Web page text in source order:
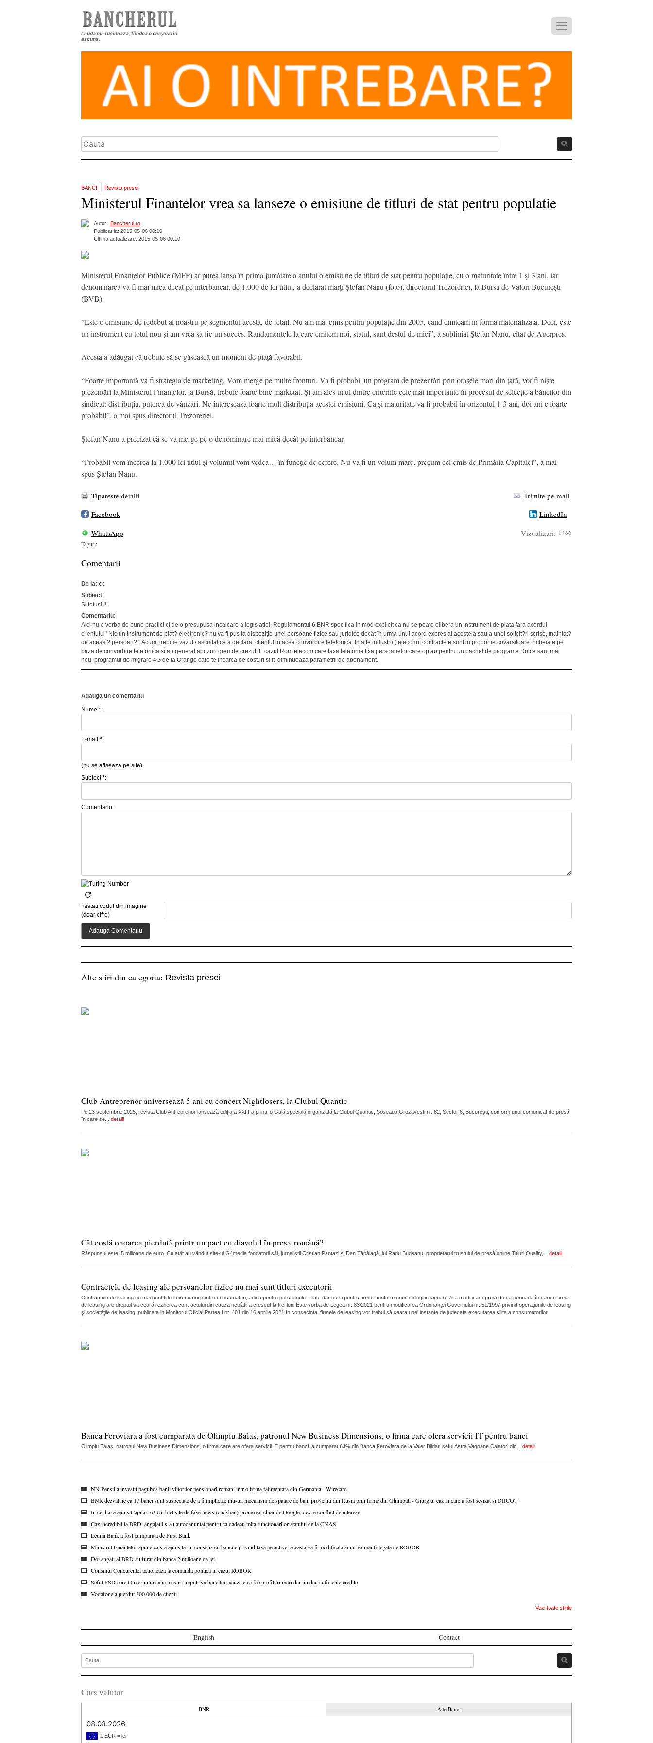
Lauda mă rușinează, fiindcă o cerșesc în
ascuns.
BANCI Revista presei
Ministerul Finantelor vrea sa lanseze o emisiune de titluri de stat pentru populatie
Autor:
Bancherul.ro
Publicat la: 2015-05-06 00:10
Ultima actualizare: 2015-05-06 00:10
Ministerul Finanțelor Publice (MFP) ar putea lansa în prima jumătate a anului o emisiune de titluri de stat pentru populație, cu o maturitate între 1 și 3 ani, iar
denominarea va fi mai mică decât pe interbancar, de 1.000 de lei titlul, a declarat marți Ștefan Nanu (foto), directorul Trezoreriei, la Bursa de Valori București
(BVB).
“Este o emisiune de redebut al noastru pe segmentul acesta, de retail. Nu am mai emis pentru populație din 2005, când emiteam în formă materializată. Deci, este
un instrument cu totul nou și am vrea să fie un succes. Randamentele la care emitem noi, statul, sunt destul de mici”, a subliniat Ștefan Nanu, citat de Agerpres.
Acesta a adăugat că trebuie să se găsească un moment de piață favorabil.
“Foarte importantă va fi strategia de marketing. Vom merge pe multe fronturi. Va fi probabil un program de prezentări prin orașele mari din țară, vor fi niște
prezentări la Ministerul Finanțelor, la Bursă, trebuie foarte bine marketat. Și am ales unul dintre criteriile cele mai importante în procesul de selecție a băncilor din
sindicat: distribuția, puterea de vânzări. Ne interesează foarte mult distribuția acestei emisiuni. Ca și maturitate va fi probabil în orizontul 1-3 ani, doi ani e foarte
probabil”, a mai spus directorul Trezoreriei.
Ștefan Nanu a precizat că se va merge pe o denominare mai mică decât pe interbancar.
“Probabil vom încerca la 1.000 lei titlul și volumul vom vedea… în funcție de cerere. Nu va fi un volum mare, precum cel emis de Primăria Capitalei”, a mai
spus Ștefan Nanu.
Tipareste detalii
Trimite pe mail
Facebook
LinkedIn
WhatsApp
Vizualizari: 1466
Taguri:
Comentarii
De la: cc
Subiect:
Si totusi!!!
Comentariu:
Aici nu e vorba de bune practici ci de o presupusa incalcare a legislatiei. Regulamentul 6 BNR specifica in mod explicit ca nu se poate elibera un instrument de plata fara acordul
clientului "Niciun instrument de plat? electronic? nu va fi pus la dispoziție unei persoane fizice sau juridice decât în urma unui acord expres al acesteia sau a unei solicit?ri scrise, înaintat?
de aceast? persoan?." Acum, trebuie vazut / ascultat ce a declarat clientul in acea convorbire telefonica. In alte industrii (telecom), contractele sunt in proportie covarsitoare incheiate pe
baza de convorbire telefonica si au generat abuzuri greu de crezut. E cazul Romtelecom care taxa telefonie fixa persoanelor care optau pentru un pachet de programe Dolce sau, mai
nou, programul de migrare 4G de la Orange care te incarca de costuri si iti diminueaza parametrii de abonament.
Adauga un comentariu
Nume *:
E-mail *:
(nu se afiseaza pe site)
Subiect *:
Comentariu:
Tastati codul din imagine
(doar cifre)
Alte stiri din categoria: Revista presei
Club Antreprenor aniversează 5 ani cu concert Nightlosers, la Clubul Quantic
Pe 23 septembrie 2025, revista Club Antreprenor lansează ediția a XXIII-a printr-o Gală specială organizată la Clubul Quantic, Șoseaua Grozăvești nr. 82, Sector 6, București, conform unui comunicat de presă,
în care se... detalii
Cât costă onoarea pierdută printr-un pact cu diavolul în presa română?
Răspunsul este: 5 milioane de euro. Cu atât au vândut site-ul G4media fondatorii săi, jurnaliștii Cristian Pantazi și Dan Tăpălagă, lui Radu Budeanu, proprietarul trustului de presă online Titluri Quality,... detalii
Contractele de leasing ale persoanelor fizice nu mai sunt titluri executorii
Contractele de leasing nu mai sunt titluri executorii pentru consumatori, adica pentru persoanele fizice, dar nu si pentru firme, conform unei noi legi in vigoare.Alta modificare prevede ca perioada în care o firma
de leasing are dreptul să ceară rezilierea contractului din cauza neplăţii a crescut la trei luni.Este vorba de Legea nr. 83/2021 pentru modificarea Ordonanţei Guvernului nr. 51/1997 privind operaţiunile de leasing
şi societăţile de leasing, publicata in Monitorul Oficial Partea I nr. 401 din 16 aprilie 2021.In consecinta, firmele de leasing vor trebui să ceara unei instante de judecata executarea silita a consumatorilor.
Banca Feroviara a fost cumparata de Olimpiu Balas, patronul New Business Dimensions, o firma care ofera servicii IT pentru banci
Olimpiu Balas, patronul New Business Dimensions, o firma care are ofera servicii IT pentru banci, a cumparat 63% din Banca Feroviara de la Valer Blidar, seful Astra Vagoane Calatori din... detalii
NN Pensii a investit pagubos banii viitorilor pensionari romani intr-o firma falimentara din Germania - Wirecard
BNR dezvaluie ca 17 banci sunt suspectate de a fi implicate intr-un mecanism de spalare de bani proveniti din Rusia prin firme din Ghimpati - Giurgiu, caz in care a fost sesizat si DIICOT
In cel hal a ajuns Capital.ro! Un biet site de fake news (clickbait) promovat chiar de Google, desi e conflict de interese
Caz incredibil la BRD: angajatii s-au autodenuntat pentru ca dadeau mita functionarilor statului de la CNAS
Leumi Bank a fost cumparata de First Bank
Ministrul Finantelor spune ca s-a ajuns la un consens cu bancile privind taxa pe active: aceasta va fi modificata si nu va mai fi legata de ROBOR
Doi angati ai BRD au furat din banca 2 milioane de lei
Consiliul Concurentei actioneaza la comanda politica in cazul ROBOR
Seful PSD cere Guvernului sa ia masuri impotriva bancilor, acuzate ca fac profituri mari dar nu dau suficiente credite
Vodafone a pierdut 300.000 de clienti
Vezi toate stirile
English Contact
Curs valutar
BNR Alte Banci
08.08.2026
1 EUR = lei